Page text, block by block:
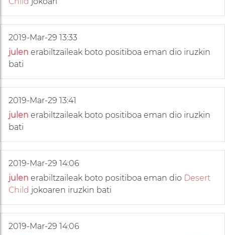
2019-Mar-29 13:33
julen erabiltzaileak boto positiboa eman dio iruzkin
bati
2019-Mar-29 13:41
julen erabiltzaileak boto positiboa eman dio iruzkin
bati
2019-Mar-29 14:06
julen erabiltzaileak boto positiboa eman dio Desert
Child jokoaren iruzkin bati
2019-Mar-29 14:06